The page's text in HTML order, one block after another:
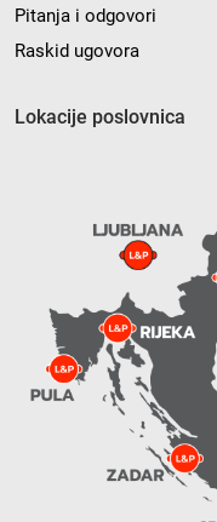
Pitanja i odgovori
Raskid ugovora
Lokacije poslovnica